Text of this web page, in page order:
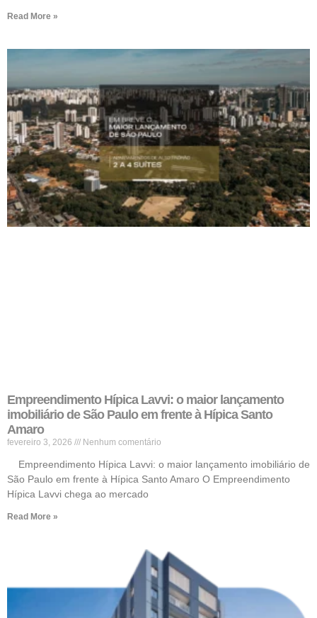
Read More »
Empreendimento Hípica Lavvi: o maior lançamento
imobiliário de São Paulo em frente à Hípica Santo
Amaro
fevereiro 3, 2026 Nenhum comentário
Empreendimento Hípica Lavvi: o maior lançamento imobiliário de
São Paulo em frente à Hípica Santo Amaro O Empreendimento
Hípica Lavvi chega ao mercado
Read More »